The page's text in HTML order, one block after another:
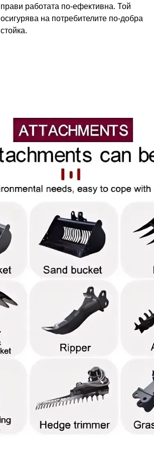
прави работата по-ефективна. Той
осигурява на потребителите по-добра
стойка.